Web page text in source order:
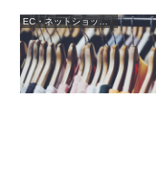
EC・ネットショップ運営